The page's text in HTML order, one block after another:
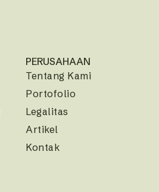
PERUSAHAAN
Tentang Kami
Portofolio
Legalitas
Artikel
Kontak